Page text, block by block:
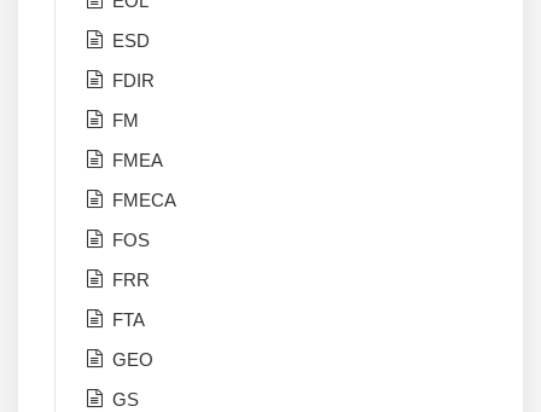
ESD
FDIR
FM
FMEA
FMECA
FOS
FRR
FTA
GEO
GS